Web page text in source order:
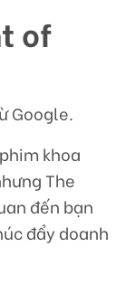
of
Google.
khoa
The
đến bạn
đẩy doanh